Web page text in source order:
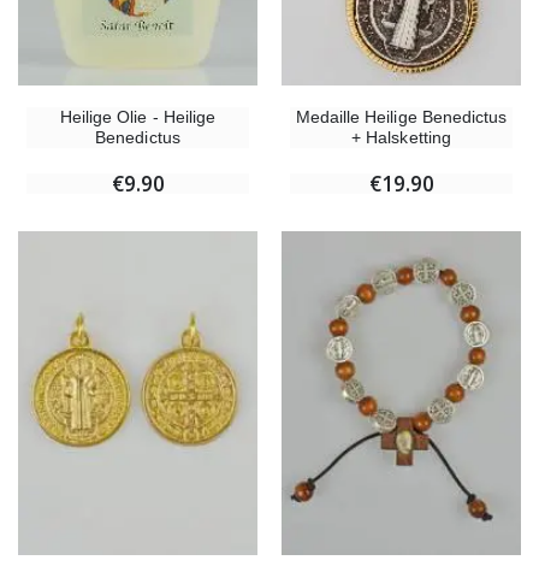
Heilige Olie - Heilige
Benedictus
€9.90
Medaille Heilige Benedictus
+ Halsketting
€19.90